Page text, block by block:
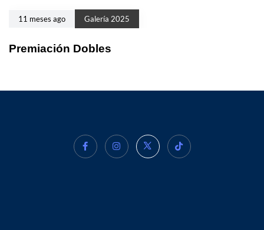
11 meses ago Galería 2025
Premiación Dobles